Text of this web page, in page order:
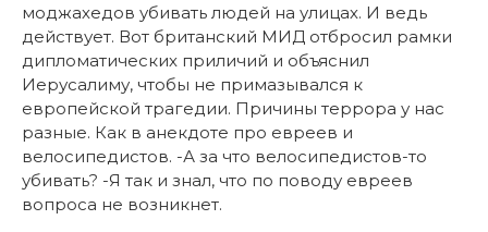
моджахедов убивать людей на улицах. И ведь
действует. Вот британский МИД отбросил рамки
дипломатических приличий и объяснил
Иерусалиму, чтобы не примазывался к
европейской трагедии. Причины террора у нас
разные. Как в анекдоте про евреев и
велосипедистов. -А за что велосипедистов-то
убивать? -Я так и знал, что по поводу евреев
вопроса не возникнет.